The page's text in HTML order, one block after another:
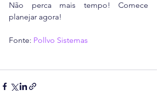
Não perca mais tempo! Comece
planejar agora!
Fonte: Pollvo Sistemas